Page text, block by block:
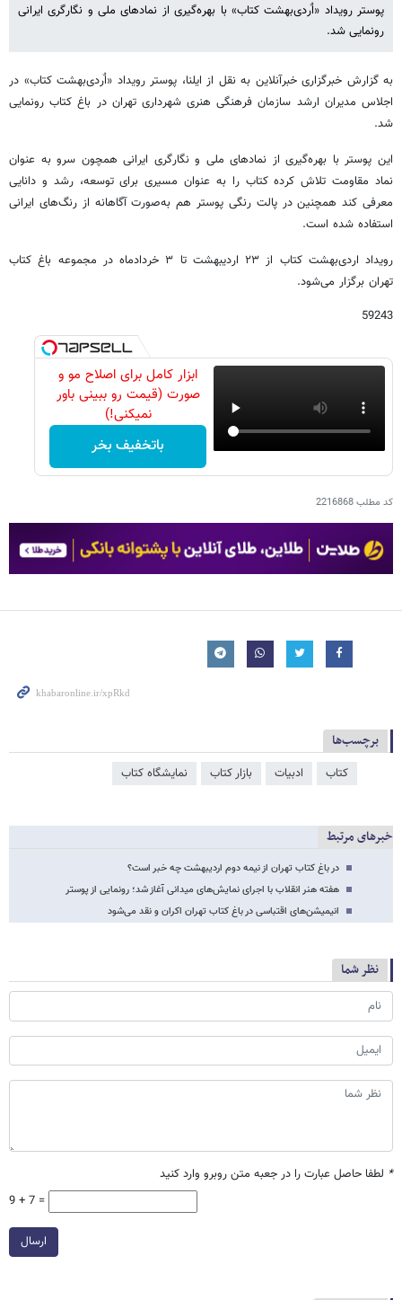
پوستر رویداد «اٌردی‌بهشت کتاب» با بهره‌گیری از نمادهای ملی و نگارگری ایرانی
رونمایی شد.
به گزارش خبرگزاری خبرآنلاین به نقل از ایلنا، پوستر رویداد «اٌردی‌بهشت کتاب» در
اجلاس مدیران ارشد سازمان فرهنگی هنری شهرداری تهران در باغ کتاب رونمایی
شد.
این پوستر با بهره‌گیری از نمادهای ملی و نگارگری ایرانی همچون سرو به عنوان
نماد مقاومت تلاش کرده کتاب را به عنوان مسیری برای توسعه، رشد و دانایی
معرفی کند همچنین در پالت رنگی پوستر هم به‌صورت آگاهانه از رنگ‌های ایرانی
استفاده شده است.
رویداد اردی‌بهشت کتاب از ۲۳ اردیبهشت تا ۳ خردادماه در مجموعه باغ کتاب
تهران برگزار می‌شود.
59243
ابزار کامل برای اصلاح مو و
صورت (قیمت رو ببینی باور
نمیکنی!)
باتخفیف بخر
کد مطلب2216868
برچسب‌ها
کتاب ادبیات بازار کتاب نمایشگاه کتاب
خبرهای مرتبط
در باغ کتاب تهران از نیمه دوم اردیبهشت چه خبر است؟
هفته هنر انقلاب با اجرای نمایش‌های میدانی آغاز شد؛ رونمایی از پوستر
انیمیشن‌های اقتباسی در باغ کتاب تهران اکران و نقد می‌شود
نظر شما
* لطفا حاصل عبارت را در جعبه متن روبرو وارد کنید
9 + 7 =
ارسال